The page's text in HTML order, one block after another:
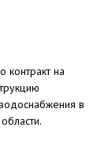
контракт на
в